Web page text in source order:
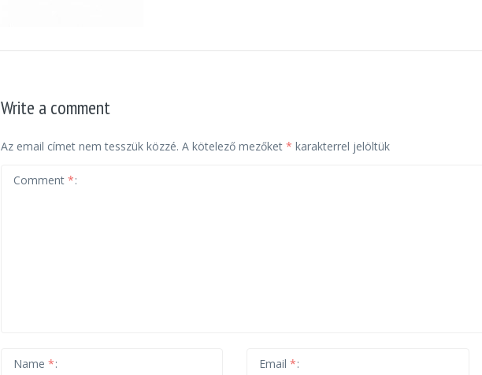
Write a comment
Az email címet nem tesszük közzé. A kötelező mezőket * karakterrel jelöltük
Comment *
Name * Email*